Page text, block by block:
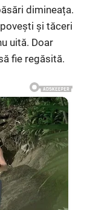
dimineața.
și tăceri
uită. Doar
fie regăsită.